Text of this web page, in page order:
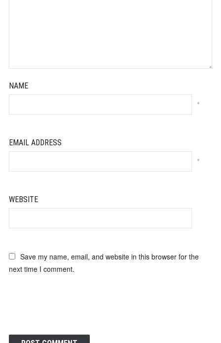
NAME
*
EMAIL ADDRESS
*
WEBSITE
Save my name, email, and website in this browser for the
next time I comment.